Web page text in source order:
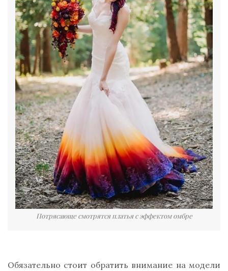
Потрясающе смотрятся платья с эффектом омбре
Обязательно стоит обратить внимание на модели